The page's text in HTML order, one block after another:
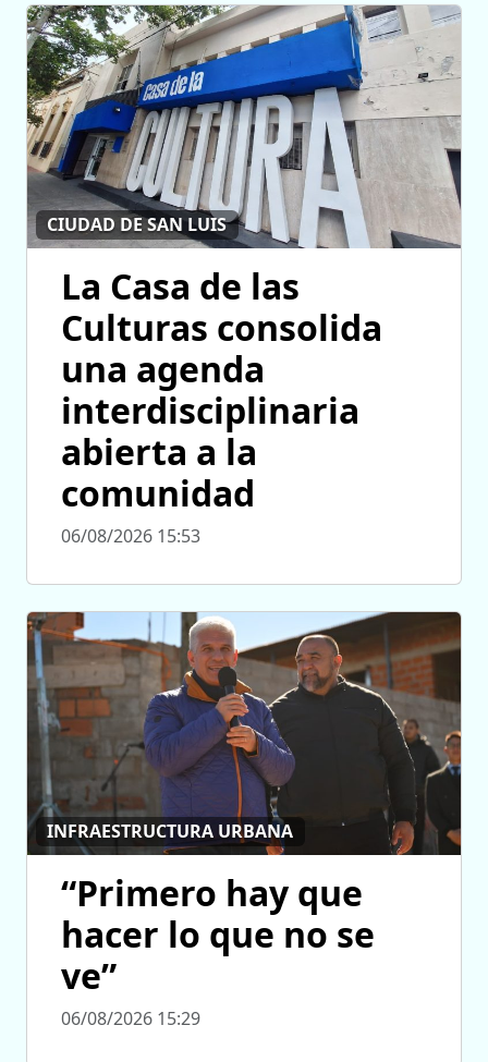
CIUDAD DE SAN LUIS
La Casa de las
Culturas consolida
una agenda
interdisciplinaria
abierta a la
comunidad
06/08/2026 15:53
INFRAESTRUCTURA URBANA
“Primero hay que
hacer lo que no se
ve”
06/08/2026 15:29